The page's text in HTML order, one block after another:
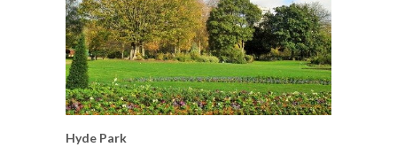
Hyde Park